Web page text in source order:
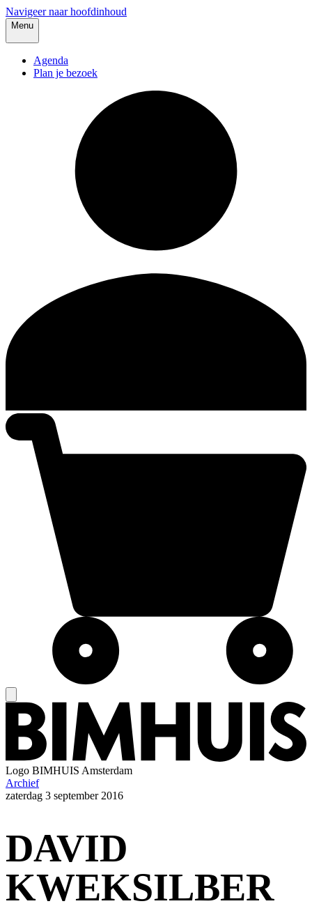
Navigeer naar hoofdinhoud
Menu
Agenda
Plan je bezoek
Logo BIMHUIS Amsterdam
Archief
zaterdag 3 september 2016
DAVID
KWEKSILBER